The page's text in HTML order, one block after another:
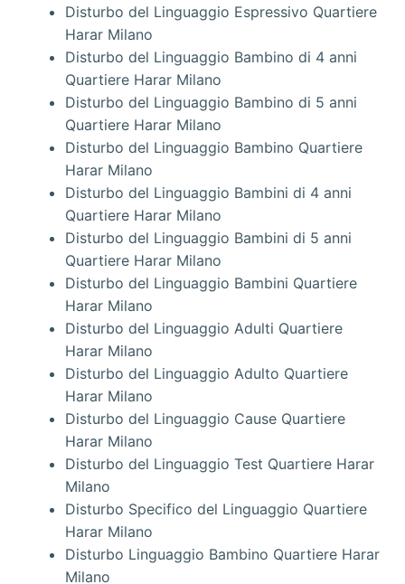
Disturbo del Linguaggio Espressivo Quartiere
Harar Milano
Disturbo del Linguaggio Bambino di 4 anni
Quartiere Harar Milano
Disturbo del Linguaggio Bambino di 5 anni
Quartiere Harar Milano
Disturbo del Linguaggio Bambino Quartiere
Harar Milano
Disturbo del Linguaggio Bambini di 4 anni
Quartiere Harar Milano
Disturbo del Linguaggio Bambini di 5 anni
Quartiere Harar Milano
Disturbo del Linguaggio Bambini Quartiere
Harar Milano
Disturbo del Linguaggio Adulti Quartiere
Harar Milano
Disturbo del Linguaggio Adulto Quartiere
Harar Milano
Disturbo del Linguaggio Cause Quartiere
Harar Milano
Disturbo del Linguaggio Test Quartiere Harar
Milano
Disturbo Specifico del Linguaggio Quartiere
Harar Milano
Disturbo Linguaggio Bambino Quartiere Harar
Milano